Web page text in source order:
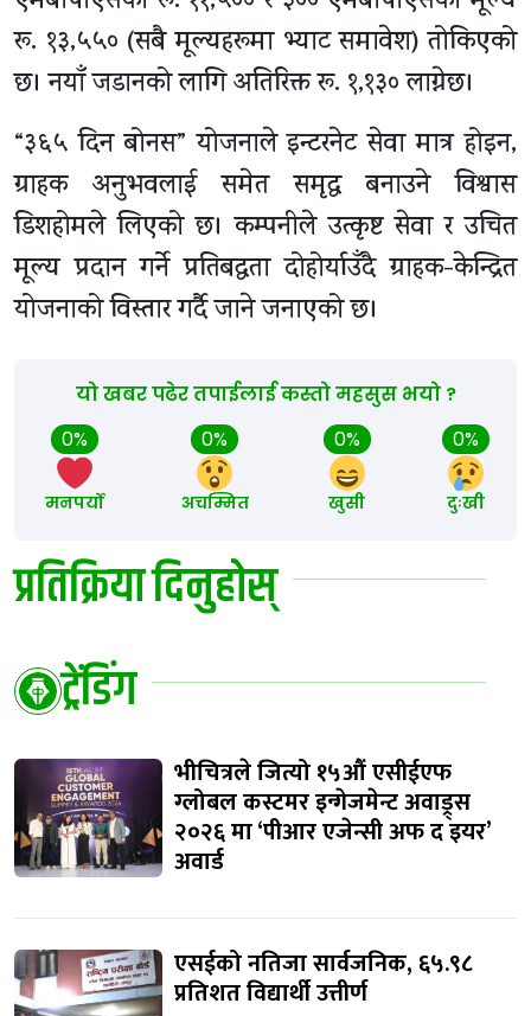
रू. १३,५५० (सबै मूल्यहरूमा भ्याट समावेश) तोकिएको
छ। नयाँ जडानको लागि अतिरिक्त रू. १,१३० लाग्नेछ।
“३६५ दिन बोनस” योजनाले इन्टरनेट सेवा मात्र होइन,
ग्राहक अनुभवलाई समेत समृद्ध बनाउने विश्वास
डिशहोमले लिएको छ। कम्पनीले उत्कृष्ट सेवा र उचित
मूल्य प्रदान गर्ने प्रतिबद्धता दोहोर्याउँदै ग्राहक-केन्द्रित
योजनाको विस्तार गर्दै जाने जनाएको छ।
यो खबर पढेर तपाईलाई कस्तो महसुस भयो ?
0%
मनपर्यो
0%
अचम्मित
0%
खुसी
0%
दुःखी
प्रतिक्रिया दिनुहोस्
ट्रेंडिंग
भीचित्रले जित्यो १५औं एसीईएफ
ग्लोबल कस्टमर इन्गेजमेन्ट अवाड्र्स
२०२६ मा ‘पीआर एजेन्सी अफ द इयर’
अवार्ड
एसईको नतिजा सार्वजनिक, ६५.९८
प्रतिशत विद्यार्थी उत्तीर्ण